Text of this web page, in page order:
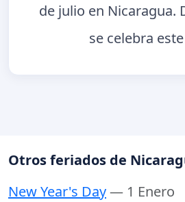
de julio en Nicaragua.
se celebra
Otros feriados de
New Year's Day— 1 Enero